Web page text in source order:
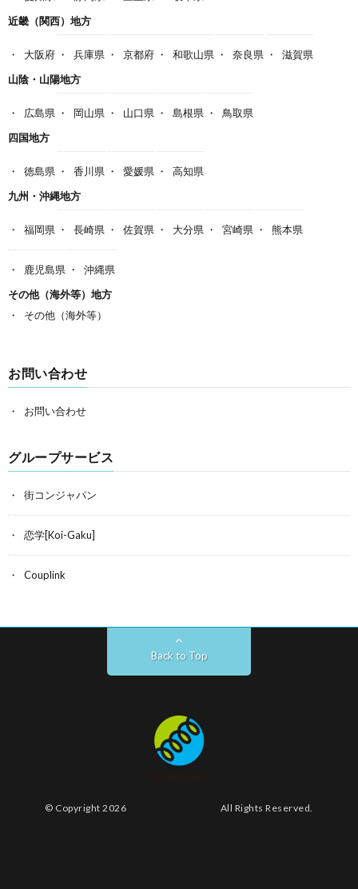
近畿（関西）地方
大阪府 兵庫県 京都府 和歌山県 奈良県
滋賀県
山陰・山陽地方
広島県 岡山県 山口県 島根県
鳥取県
四国地方
徳島県 香川県 愛媛県
高知県
九州・沖縄地方
福岡県 長崎県 佐賀県 大分県 宮崎県 熊本県
鹿児島県
沖縄県
その他（海外等）地方
その他（海外等）
お問い合わせ
お問い合わせ
グループサービス
街コンジャパン
恋学[Koi-Gaku]
Couplink
Back to Top
© Copyright 2026 All Rights Reserved.